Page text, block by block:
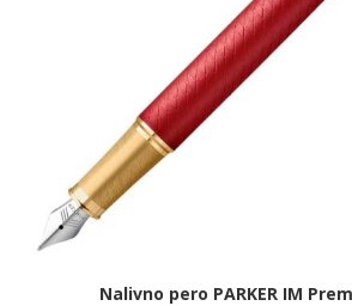
Nalivno pero PARKER IM